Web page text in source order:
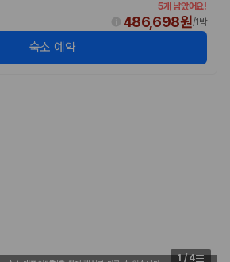
5개 남았어요!
486,698원/1박
숙소 예약
1/4